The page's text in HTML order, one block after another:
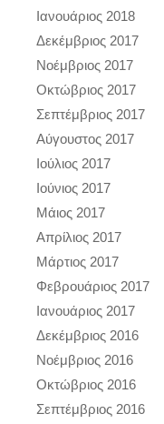
Ιανουάριος 2018
Δεκέμβριος 2017
Νοέμβριος 2017
Οκτώβριος 2017
Σεπτέμβριος 2017
Αύγουστος 2017
Ιούλιος 2017
Ιούνιος 2017
Μάιος 2017
Απρίλιος 2017
Μάρτιος 2017
Φεβρουάριος 2017
Ιανουάριος 2017
Δεκέμβριος 2016
Νοέμβριος 2016
Οκτώβριος 2016
Σεπτέμβριος 2016